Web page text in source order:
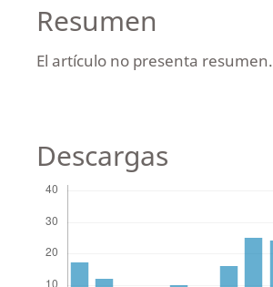
Resumen
El artículo no presenta resumen.
Descargas